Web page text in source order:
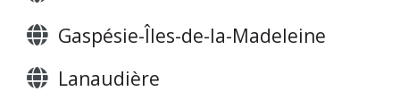
Gaspésie-Îles-de-la-Madeleine
Lanaudière